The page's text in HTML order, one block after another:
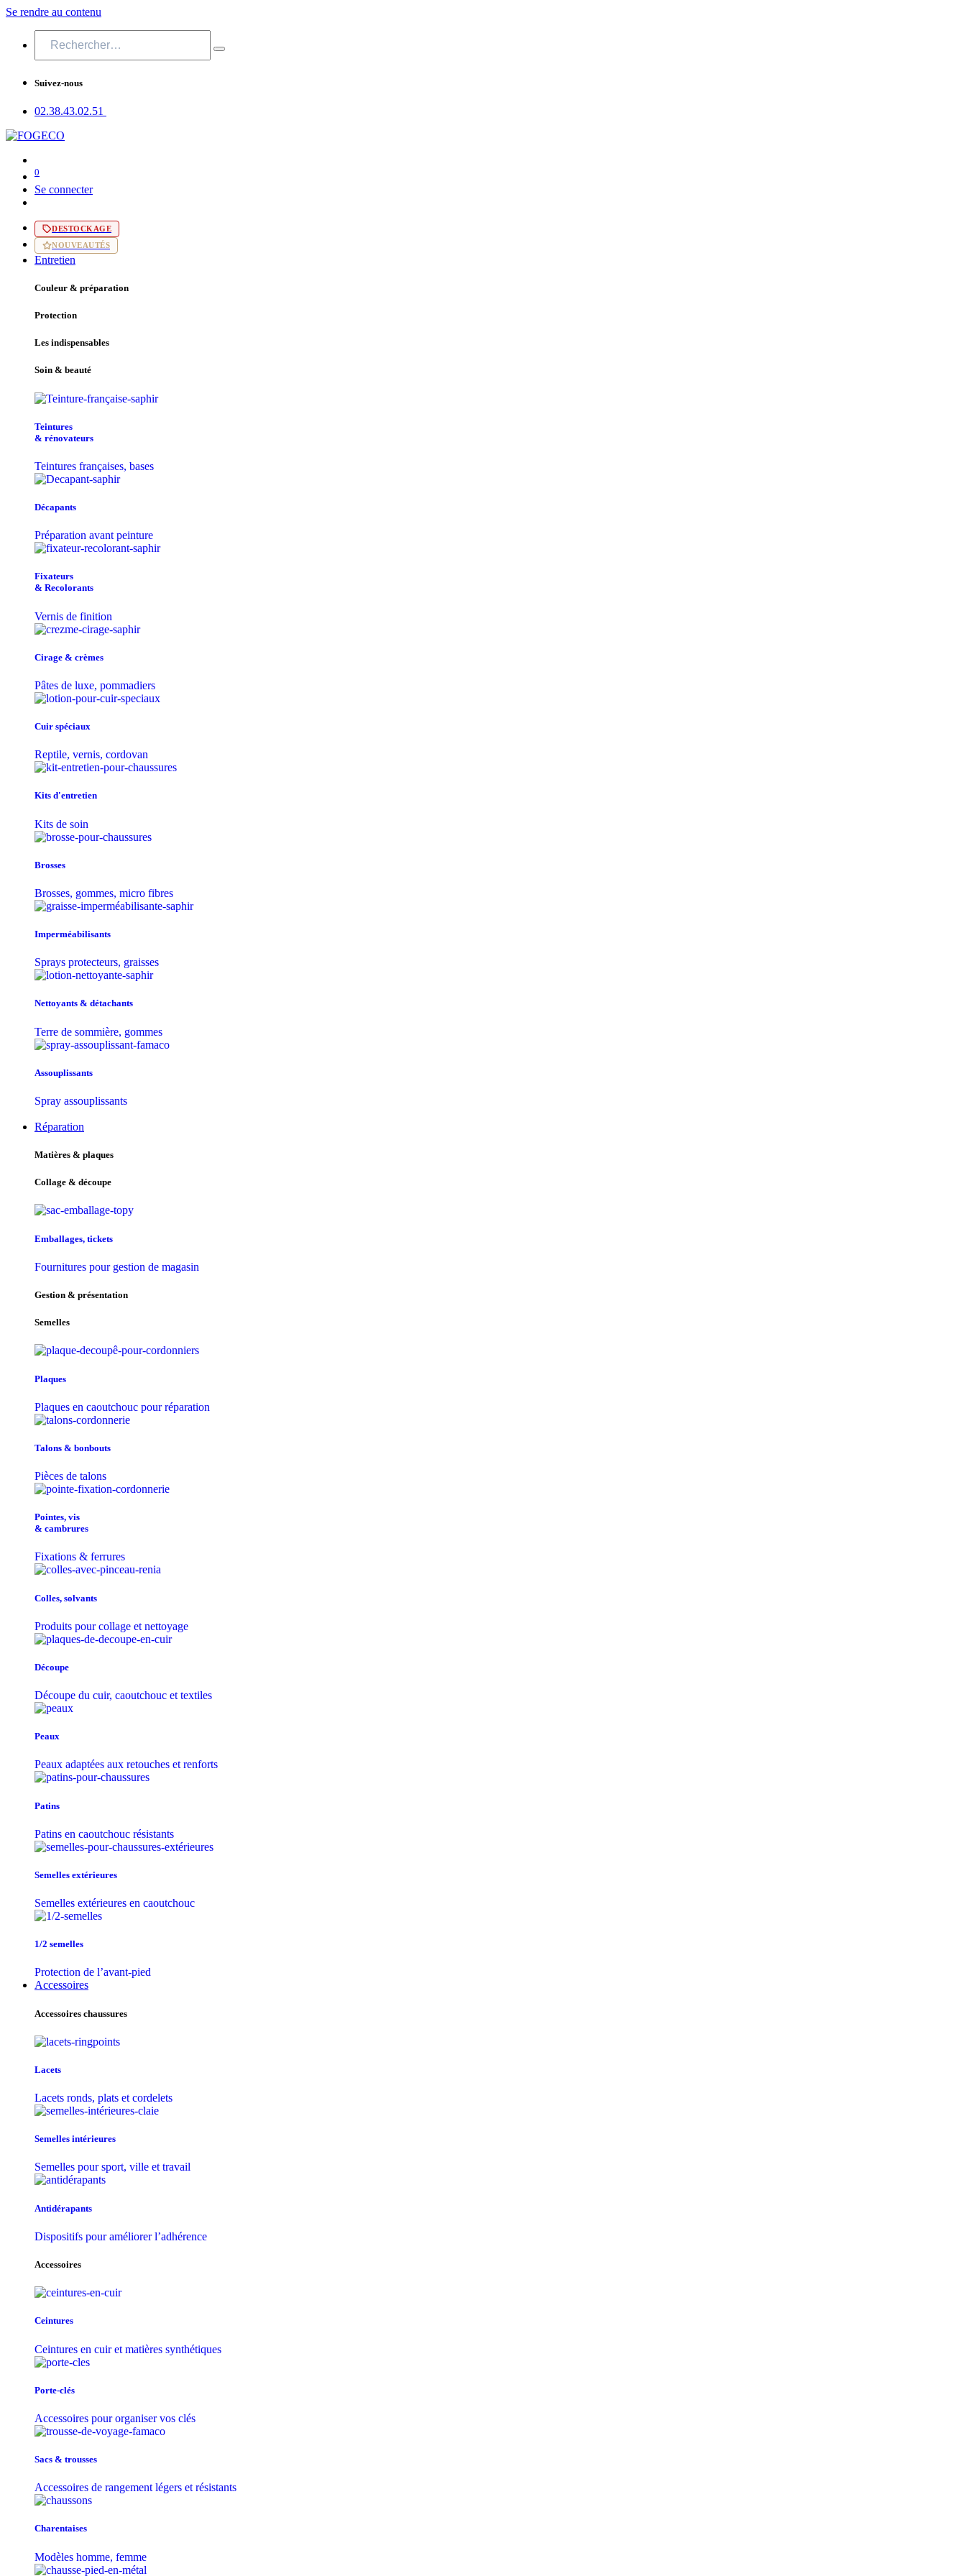
Se rendre au contenu
Suivez-nous
02.38.43​.02.51
0
Se connecter
DESTOCKAGE
NOUVEAUTÉS
Entretien
Couleur & préparation
Protection
Les indispensables
Soin & beauté
Teintu​res
& r​é​novateurs
Teintures françaises, bases
Décapants
Préparation avant peinture
Fixateurs
& Recolorants
Vernis de finition
Cirage & crèmes
Pâtes de luxe, pommadiers
Cuir spéciaux
Reptile, vernis, cordovan
Kits d'entretien
Kits de soin
Brosses
Brosses, gommes, micro fibres
Imperméabilisants
Sprays protecteurs, graisses
Nettoyants & détachants
Terre de sommière, gommes
Assouplissants
Spray assouplissants
Réparation
Matières & plaques
Collage & découpe
Emballages, tickets
Fournitures pour gestion de magasin
Gestion & présentation
Semelles
Plaques
Plaques en caoutchouc pour réparation
Talons & bonbouts
Pièces de talons
Pointes, vis
& cambrures
Fixations & ferrures
Colles, solvants
Produits pour collage et nettoyage
Découpe
Découpe du cuir, caoutchouc et textiles
Peaux
Peaux adaptées aux retouches et renforts
Patins
Patins en caoutchouc résistants
Semelles extérieures
Semelles extérieures en caoutchouc
1/2 semelles
Protection de l’avant-pied
Accessoires
Accessoires chaussures
Lacets
Lacets ronds, plats et cordelets
Semelles intérieures
Semelles pour sport, ville et travail
Antidérapants
Dispositifs pour améliorer l’adhérence
Accessoires
Ceintures
Ceintures en cuir et matières synthétiques
Porte-clés
Accessoires pour organiser vos clés
Sacs & trousse​s
Accessoires de rangement légers et résistants
Charentaises
Modèles homme, femme